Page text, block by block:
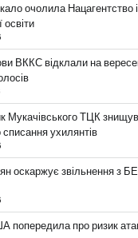
очолила Нацагентство
освіти
ВККС відклали на
Мукачівського ТЦК
списання ухилянтів
оскаржує звільнення з
попередила про ризик